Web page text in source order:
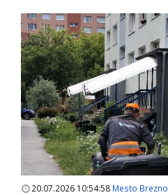
20.07.2026 10:54:58 Mesto Brezno